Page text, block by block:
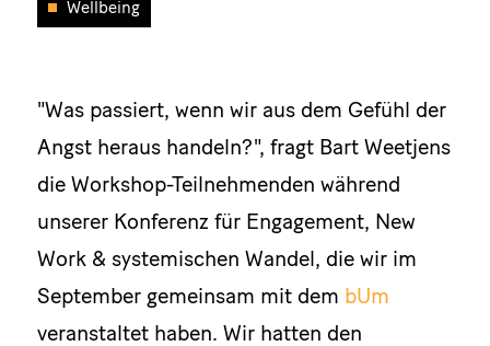
Wellbeing
"Was passiert, wenn wir aus dem Gefühl der
Angst heraus handeln?", fragt Bart Weetjens
die Workshop-Teilnehmenden während
unserer Konferenz für Engagement, New
Work & systemischen Wandel, die wir im
September gemeinsam mit dem bUm
veranstaltet haben. Wir hatten den